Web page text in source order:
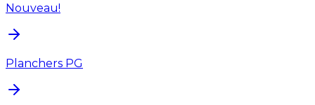
Nouveau!
Planchers PG